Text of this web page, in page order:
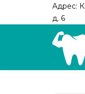
Адрес:
д. 6